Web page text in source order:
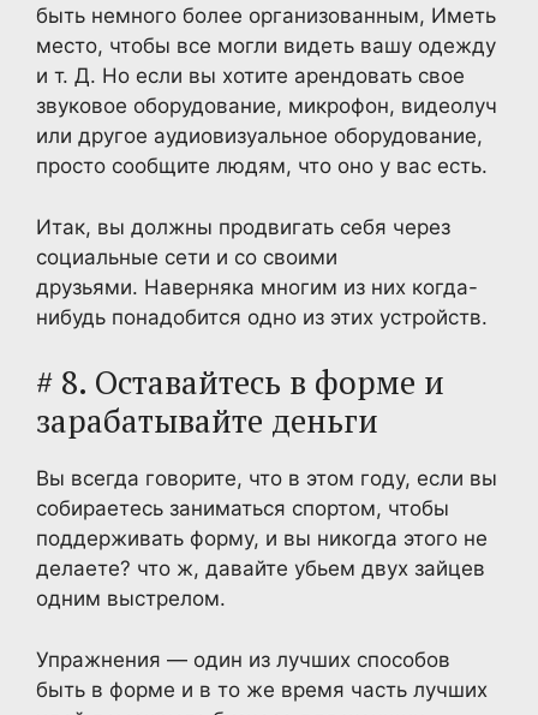
быть немного более организованным, Иметь
место, чтобы все могли видеть вашу одежду
и т. Д. Но если вы хотите арендовать свое
звуковое оборудование, микрофон, видеолуч
или другое аудиовизуальное оборудование,
просто сообщите людям, что оно у вас есть.
Итак, вы должны продвигать себя через
социальные сети и со своими
друзьями. Наверняка многим из них когда-
нибудь понадобится одно из этих устройств.
# 8. Оставайтесь в форме и
зарабатывайте деньги
Вы всегда говорите, что в этом году, если вы
собираетесь заниматься спортом, чтобы
поддерживать форму, и вы никогда этого не
делаете? что ж, давайте убьем двух зайцев
одним выстрелом.
Упражнения — один из лучших способов
быть в форме и в то же время часть лучших